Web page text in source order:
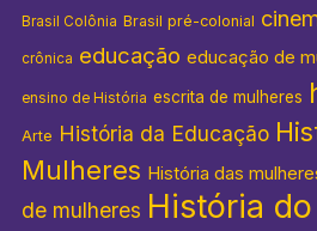
Brasil Colônia Brasil pré-colonial
crônica educação educação de
ensino de História escrita de mulheres
Arte História da Educação
Mulheres História das
de mulheres História